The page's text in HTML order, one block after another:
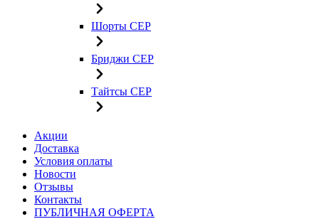
Шорты CEP
Бриджи CEP
Тайтсы CEP
Акции
Доставка
Условия оплаты
Новости
Отзывы
Контакты
ПУБЛИЧНАЯ ОФЕРТА